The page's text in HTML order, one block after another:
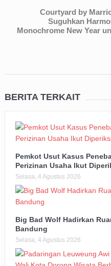
Courtyard by
Suguhkan
Monochrome New Year
BERITA TERKAIT
Pemkot Usut Kasus
Perizinan Usaha Ikut
Selasa, 4 Agustus 2026
Big Bad Wolf Hadirkan
Bandung
Selasa, 4 Agustus 2026